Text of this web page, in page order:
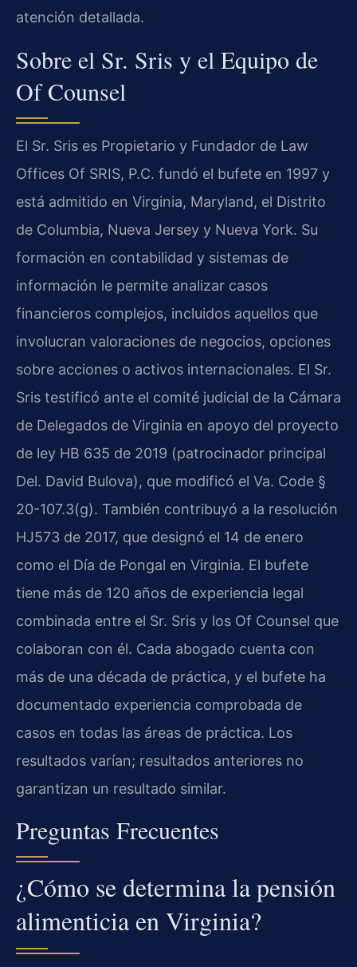
atención detallada.
Sobre el Sr. Sris y el Equipo de
Of Counsel
El Sr. Sris es Propietario y Fundador de Law
Offices Of SRIS, P.C. fundó el bufete en 1997 y
está admitido en Virginia, Maryland, el Distrito
de Columbia, Nueva Jersey y Nueva York. Su
formación en contabilidad y sistemas de
información le permite analizar casos
financieros complejos, incluidos aquellos que
involucran valoraciones de negocios, opciones
sobre acciones o activos internacionales. El Sr.
Sris testificó ante el comité judicial de la Cámara
de Delegados de Virginia en apoyo del proyecto
de ley HB 635 de 2019 (patrocinador principal
Del. David Bulova), que modificó el Va. Code §
20-107.3(g). También contribuyó a la resolución
HJ573 de 2017, que designó el 14 de enero
como el Día de Pongal en Virginia. El bufete
tiene más de 120 años de experiencia legal
combinada entre el Sr. Sris y los Of Counsel que
colaboran con él. Cada abogado cuenta con
más de una década de práctica, y el bufete ha
documentado experiencia comprobada de
casos en todas las áreas de práctica. Los
resultados varían; resultados anteriores no
garantizan un resultado similar.
Preguntas Frecuentes
¿Cómo se determina la pensión
alimenticia en Virginia?